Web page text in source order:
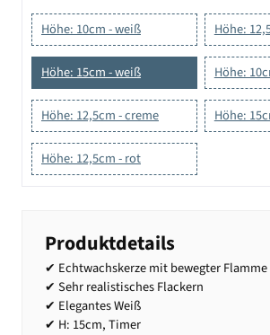
Höhe: 10cm - weiß
Höhe:
Höhe: 15cm - weiß Höhe:
Höhe: 12,5cm - creme Höhe:
Höhe: 12,5cm - rot
Produktdetails
✔ Echtwachskerze mit bewegter Flamme
✔ Sehr realistisches Flackern
✔ Elegantes Weiß
✔ H: 15cm, Timer